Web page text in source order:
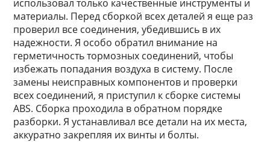
использовал только качественные инструменты и
материалы. Перед сборкой всех деталей я еще раз
проверил все соединения, убедившись в их
надежности. Я особо обратил внимание на
герметичность тормозных соединений, чтобы
избежать попадания воздуха в систему. После
замены неисправных компонентов и проверки
всех соединений, я приступил к сборке системы
ABS. Сборка проходила в обратном порядке
разборки. Я устанавливал все детали на их места,
аккуратно закрепляя их винты и болты.